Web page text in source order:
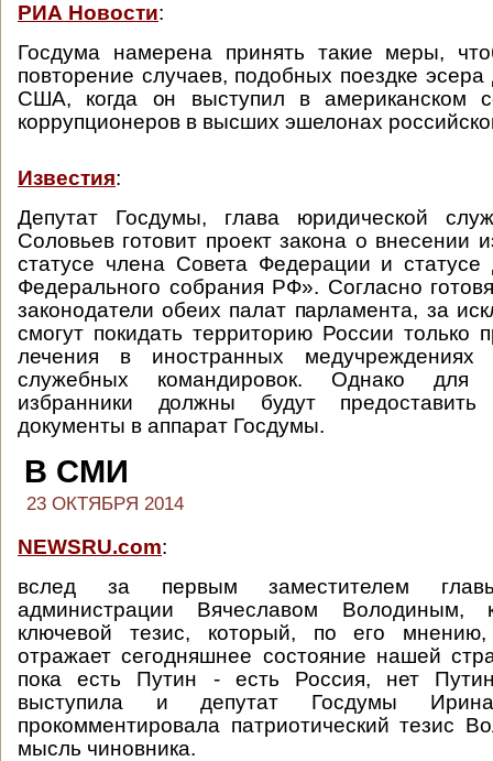
РИА Новости:
Госдума намерена принять такие меры,
повторение случаев, подобных поездке эсера
США, когда он выступил в американском
коррупционеров в высших эшелонах
Известия:
Депутат Госдумы, глава юридической
Соловьев готовит проект закона о
статусе члена Совета Федерации и статусе
Федерального собрания РФ». Согласно
законодатели обеих палат парламента, за
смогут покидать территорию России только
лечения в иностранных
служебных командировок. Однако для
избранники должны будут предоставить
документы в аппарат Госдумы.
В СМИ
23 ОКТЯБРЯ 2014
NEWSRU.com:
вслед за первым заместителем главы
администрации Вячеславом Володиным,
ключевой тезис, который, по его мнению,
отражает сегодняшнее состояние нашей
пока есть Путин - есть Россия, нет
выступила и депутат Госдумы
прокомментировала патриотический тезис
мысль чиновника.